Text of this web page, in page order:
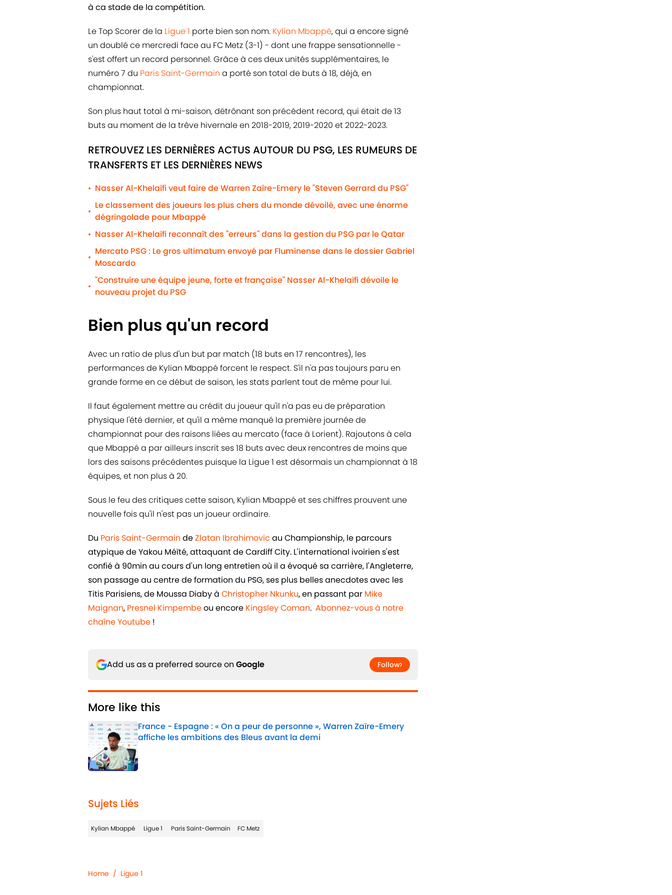
à ca stade de la compétition.
Le Top Scorer de la Ligue 1 porte bien son nom. Kylian Mbappé, qui a encore signé
un doublé ce mercredi face au FC Metz (3-1) - dont une frappe sensationnelle -
s'est offert un record personnel. Grâce à ces deux unités supplémentaires, le
numéro 7 du Paris Saint-Germain a porté son total de buts à 18, déjà, en
championnat.
Son plus haut total à mi-saison, détrônant son précédent record, qui était de 13
buts au moment de la trêve hivernale en 2018-2019, 2019-2020 et 2022-2023.
RETROUVEZ LES DERNIÈRES ACTUS AUTOUR DU PSG, LES RUMEURS DE
TRANSFERTS ET LES DERNIÈRES NEWS
• Nasser Al-Khelaïfi veut faire de Warren Zaîre-Emery le "Steven Gerrard du PSG"
•
Le classement des joueurs les plus chers du monde dévoilé, avec une énorme
dégringolade pour Mbappé
• Nasser Al-Khelaïfi reconnaît des "erreurs" dans la gestion du PSG par le Qatar
•
Mercato PSG : Le gros ultimatum envoyé par Fluminense dans le dossier Gabriel
Moscardo
•
"Construire une équipe jeune, forte et française" Nasser Al-Khelaïfi dévoile le
nouveau projet du PSG
Bien plus qu'un record
Avec un ratio de plus d'un but par match (18 buts en 17 rencontres), les
performances de Kylian Mbappé forcent le respect. S'il n'a pas toujours paru en
grande forme en ce début de saison, les stats parlent tout de même pour lui.
Il faut également mettre au crédit du joueur qu'il n'a pas eu de préparation
physique l'été dernier, et qu'il a même manqué la première journée de
championnat pour des raisons liées au mercato (face à Lorient). Rajoutons à cela
que Mbappé a par ailleurs inscrit ses 18 buts avec deux rencontres de moins que
lors des saisons précédentes puisque la Ligue 1 est désormais un championnat à 18
équipes, et non plus à 20.
Sous le feu des critiques cette saison, Kylian Mbappé et ses chiffres prouvent une
nouvelle fois qu'il n'est pas un joueur ordinaire.
Du Paris Saint-Germain deZlatan Ibrahimovic au Championship, le parcours
atypique de Yakou Méïté, attaquant de Cardiff City. L'international ivoirien s'est
confié à 90min au cours d'un long entretien où il a évoqué sa carrière, l'Angleterre,
son passage au centre de formation du PSG, ses plus belles anecdotes avec les
Titis Parisiens, de Moussa Diaby à Christopher Nkunku, en passant par Mike
Maignan, Presnel Kimpembeou encore Kingsley Coman. Abonnez-vous à notre
chaîne Youtube !
Add us as a preferred source on Google Follow
More like this
France - Espagne : « On a peur de personne », Warren Zaïre-Emery
affiche les ambitions des Bleus avant la demi
Sujets Liés
Kylian Mbappé Ligue 1 Paris Saint-Germain FC Metz
Home / Ligue 1